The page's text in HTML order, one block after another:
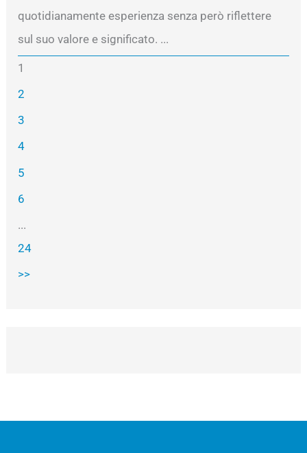
quotidianamente esperienza senza però riflettere
sul suo valore e significato. ...
1
2
3
4
5
6
...
24
>>